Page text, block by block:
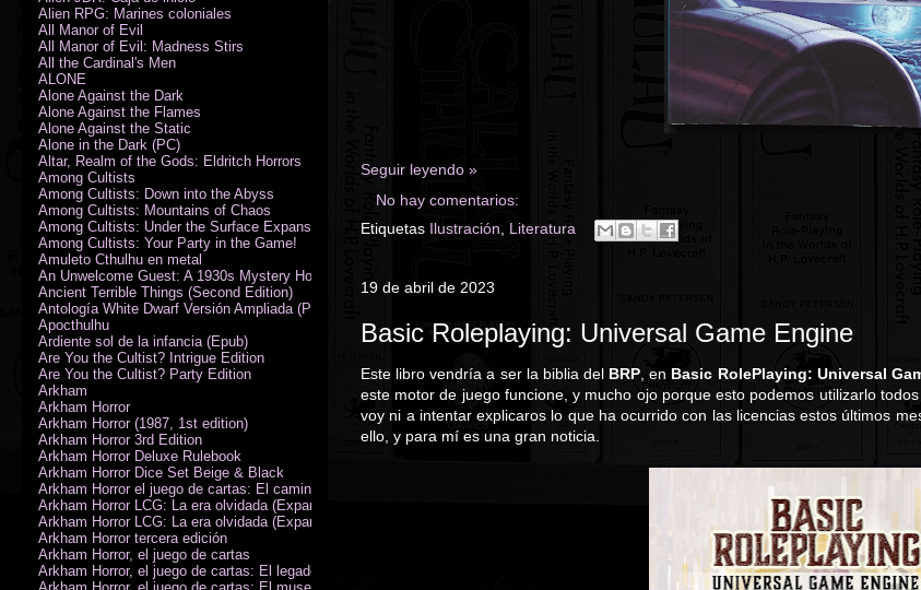
Seguir leyendo »
No hay comentarios:
Etiquetas Ilustración, Literatura
19 de abril de 2023
Basic Roleplaying: Universal Game Engine
Este libro vendría a ser la biblia del BRP , en Basic RolePlaying: Universal
este motor de juego funcione, y mucho ojo porque esto podemos utilizarlo
voy ni a intentar explicaros lo que ha ocurrido con las licencias estos últimos
ello, y para mí es una gran noticia.
Alien RPG: Marines coloniales
All Manor of Evil
All Manor of Evil: Madness Stirs
All the Cardinal's Men
ALONE
Alone Against the Dark
Alone Against the Flames
Alone Against the Static
Alone in the Dark (PC)
Altar, Realm of the Gods: Eldritch Horrors
Among Cultists
Among Cultists: Down into the Abyss
Among Cultists: Mountains of Chaos
Among Cultists: Under the Surface Expansion
Among Cultists: Your Party in the Game!
Amuleto Cthulhu en metal
An Unwelcome Guest: A 1930s Mystery Horror Adventure RPG
Ancient Terrible Things (Second Edition)
Antología White Dwarf Versión Ampliada (PDF)
Apocthulhu
Ardiente sol de la infancia (Epub)
Are You the Cultist? Intrigue Edition
Are You the Cultist? Party Edition
Arkham
Arkham Horror
Arkham Horror (1987, 1st edition)
Arkham Horror 3rd Edition
Arkham Horror Deluxe Rulebook
Arkham Horror Dice Set Beige & Black
Arkham Horror el juego de cartas: El camino a Carcosa - Exp. campaña
Arkham Horror LCG: La era olvidada (Expansión de campaña)
Arkham Horror LCG: La era olvidada (Expansión de investigadores)
Arkham Horror tercera edición
Arkham Horror, el juego de cartas
Arkham Horror, el juego de cartas: El legado de Dunwich expansión